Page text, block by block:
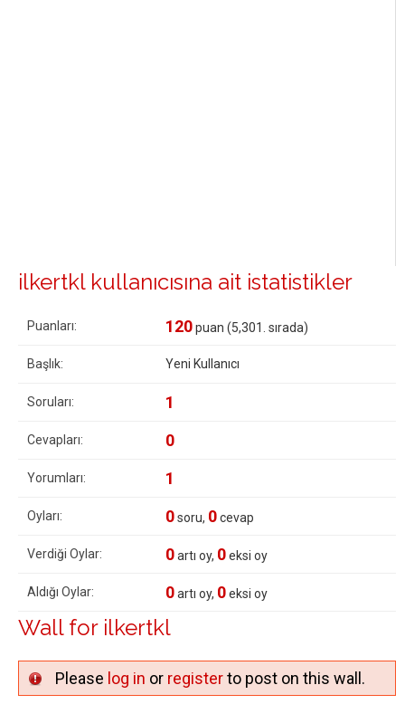
ilkertkl kullanıcısına ait istatistikler
Puanları: 120puan (5,301 . sırada)
Başlık: Yeni Kullanıcı
Soruları: 1
Cevapları: 0
Yorumları: 1
Oyları: 0soru, 0cevap
Verdiği Oylar: 0artı oy, 0eksi oy
Aldığı Oylar: 0artı oy, 0eksi oy
Wall for ilkertkl
Please log in or registerto post on this wall.